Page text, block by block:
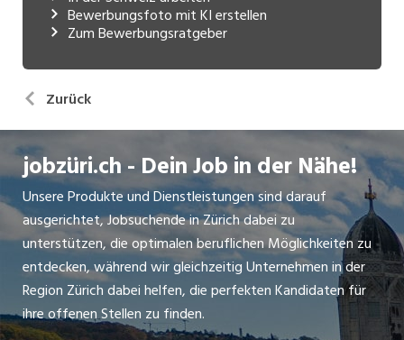
Bewerbungsfoto mit KI erstellen
Zum Bewerbungsratgeber
Zurück
jobzüri.ch - Dein Job in der Nähe!
Unsere Produkte und Dienstleistungen sind darauf
ausgerichtet, Jobsuchende in Zürich dabei zu
unterstützen, die optimalen beruflichen Möglichkeiten zu
entdecken, während wir gleichzeitig Unternehmen in der
Region Zürich dabei helfen, die perfekten Kandidaten für
ihre offenen Stellen zu finden.